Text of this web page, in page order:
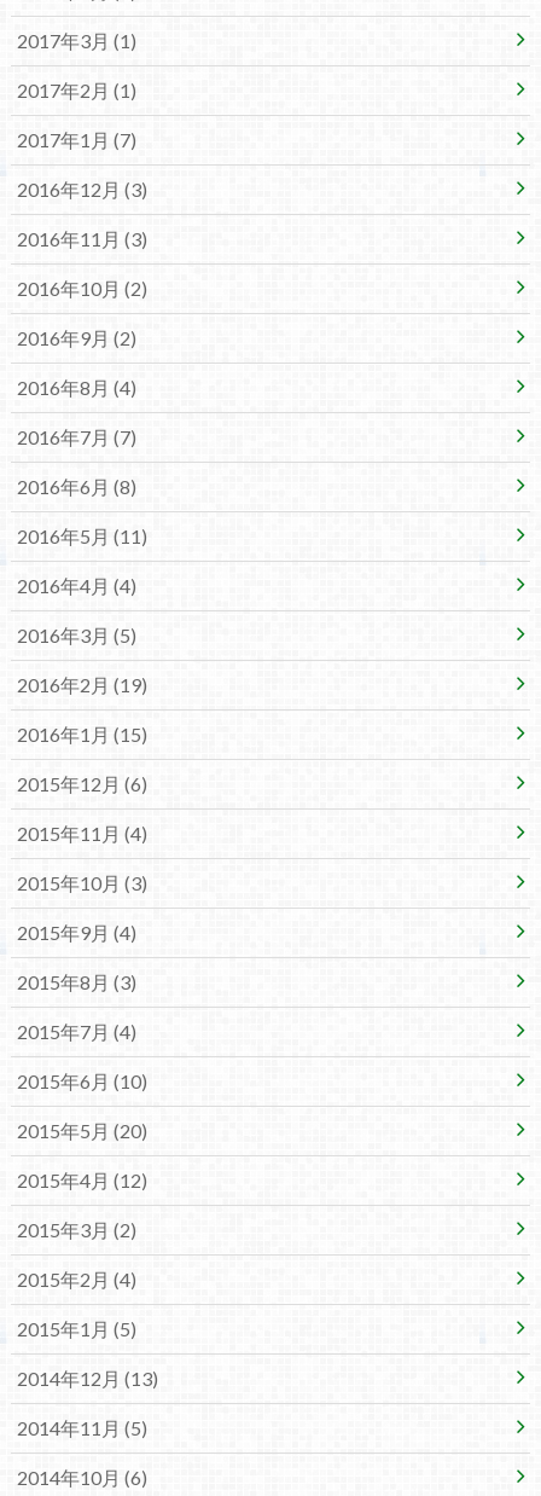
2017年3月 (1)
2017年2月 (1)
2017年1月 (7)
2016年12月 (3)
2016年11月 (3)
2016年10月 (2)
2016年9月 (2)
2016年8月 (4)
2016年7月 (7)
2016年6月 (8)
2016年5月 (11)
2016年4月 (4)
2016年3月 (5)
2016年2月 (19)
2016年1月 (15)
2015年12月 (6)
2015年11月 (4)
2015年10月 (3)
2015年9月 (4)
2015年8月 (3)
2015年7月 (4)
2015年6月 (10)
2015年5月 (20)
2015年4月 (12)
2015年3月 (2)
2015年2月 (4)
2015年1月 (5)
2014年12月 (13)
2014年11月 (5)
2014年10月 (6)